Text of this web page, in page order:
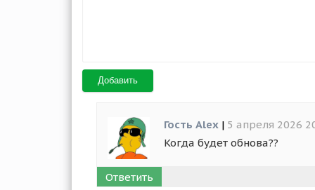
Добавить
Гость Alex | 5 апреля 2026
Когда будет обнова??
Ответить